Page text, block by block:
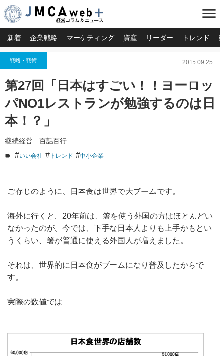
menu
新着 企業戦略 マーケティング 資産 リーダー トレンド
戦略・戦術 2015.09.25
第27回「日本はすごい！！ヨーロッ
パNO1レストランが勉強するのは日
本！？」
継続経営 百話百行
#いい会社 # トレンド #中小企業
ご存じのように、日本食は世界で大ブームです。
海外に行くと、20年前は、箸を使う外国の方はほとんどい
なかったのが、今では、下手な日本人よりも上手かもとい
うくらい、箸が普通に使える外国人が増えました。
それは、世界的に日本食がブームになり普及したからで
す。
実際の数値では